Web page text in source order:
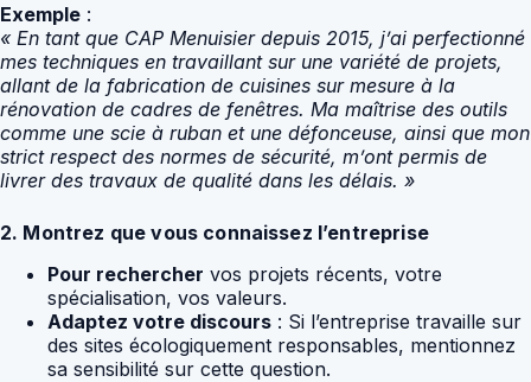
Exemple :
« En tant que CAP Menuisier depuis 2015, j’ai perfectionné
mes techniques en travaillant sur une variété de projets,
allant de la fabrication de cuisines sur mesure à la
rénovation de cadres de fenêtres. Ma maîtrise des outils
comme une scie à ruban et une défonceuse, ainsi que mon
strict respect des normes de sécurité, m’ont permis de
livrer des travaux de qualité dans les délais. »
2. Montrez que vous connaissez l’entreprise
Pour rechercher vos projets récents, votre
spécialisation, vos valeurs.
Adaptez votre discours : Si l’entreprise travaille sur
des sites écologiquement responsables, mentionnez
sa sensibilité sur cette question.